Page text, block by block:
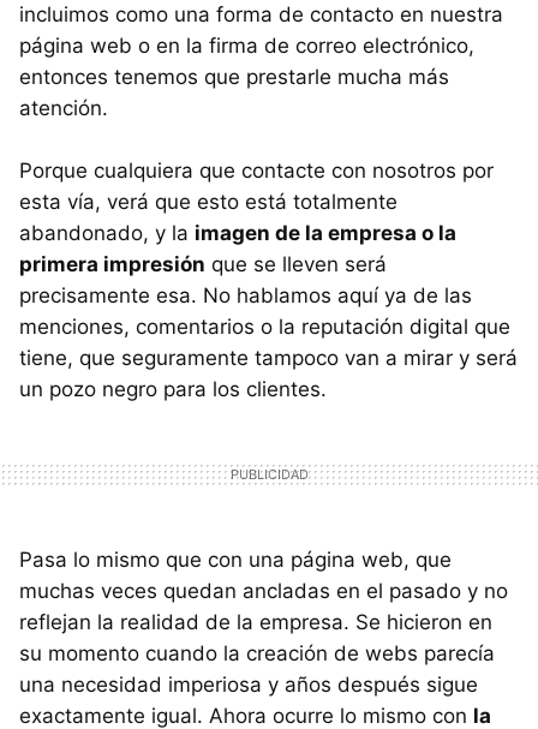
incluimos como una forma de contacto en nuestra
página web o en la firma de correo electrónico,
entonces tenemos que prestarle mucha más
atención.
Porque cualquiera que contacte con nosotros por
esta vía, verá que esto está totalmente
abandonado, y la imagen de la empresa o la
primera impresión que se lleven será
precisamente esa. No hablamos aquí ya de las
menciones, comentarios o la reputación digital que
tiene, que seguramente tampoco van a mirar y será
un pozo negro para los clientes.
Pasa lo mismo que con una página web, que
muchas veces quedan ancladas en el pasado y no
reflejan la realidad de la empresa. Se hicieron en
su momento cuando la creación de webs parecía
una necesidad imperiosa y años después sigue
exactamente igual. Ahora ocurre lo mismo con la